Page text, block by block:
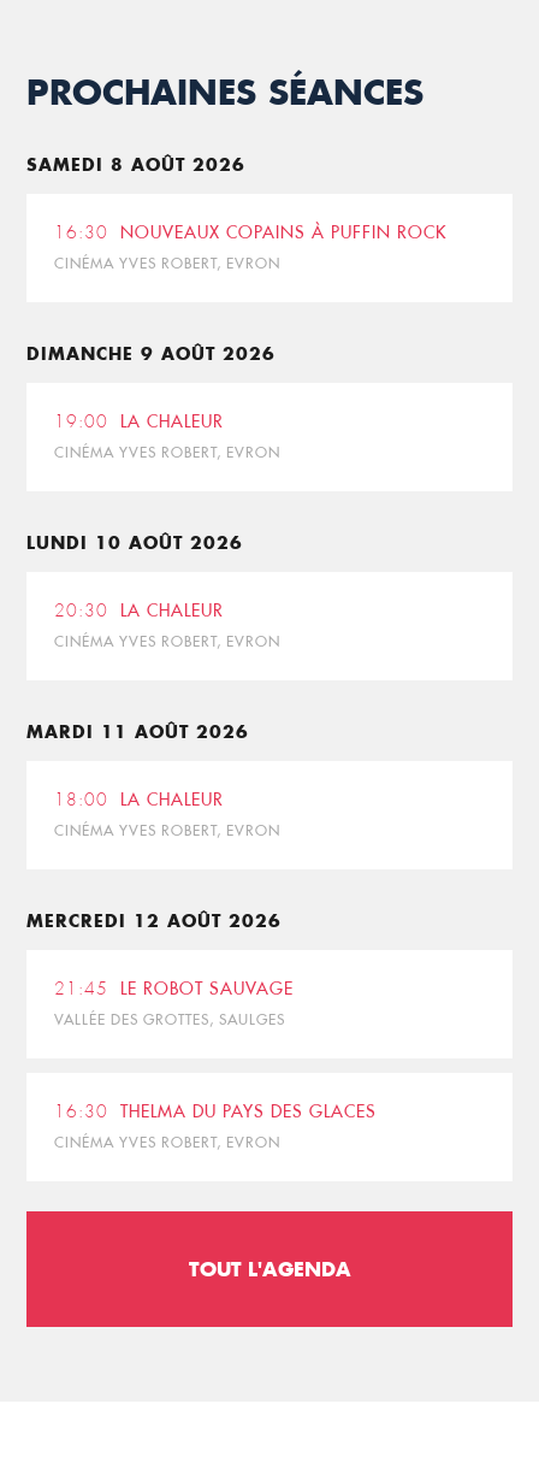
PROCHAINES SÉANCES
SAMEDI 8 AOÛT 2026
16:30 NOUVEAUX COPAINS À PUFFIN ROCK
CINÉMA YVES ROBERT, EVRON
DIMANCHE 9 AOÛT 2026
19:00 LA CHALEUR
CINÉMA YVES ROBERT, EVRON
LUNDI 10 AOÛT 2026
20:30 LA CHALEUR
CINÉMA YVES ROBERT, EVRON
MARDI 11 AOÛT 2026
18:00 LA CHALEUR
CINÉMA YVES ROBERT, EVRON
MERCREDI 12 AOÛT 2026
21:45 LE ROBOT SAUVAGE
VALLÉE DES GROTTES, SAULGES
16:30 THELMA DU PAYS DES GLACES
CINÉMA YVES ROBERT, EVRON
TOUT L'AGENDA